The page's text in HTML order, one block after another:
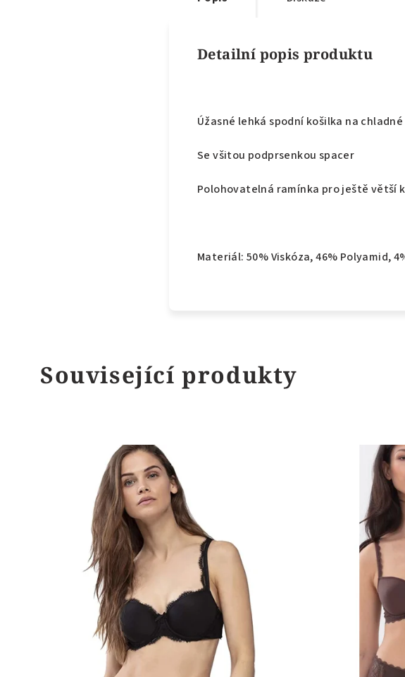
Detailní popis produktu
Úžasné lehká spodní košilka na
Se všitou podprsenkou spacer
Polohovatelná ramínka pro ještě větší
Materiál: 50% Viskóza, 46% Polyamid,
Související produkty